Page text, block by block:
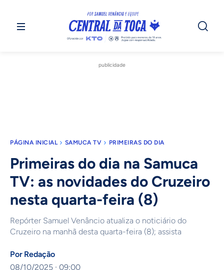
publicidade
PÁGINA INICIAL SAMUCA TV PRIMEIRAS DO DIA
Primeiras do dia na Samuca
TV: as novidades do Cruzeiro
nesta quarta-feira (8)
Repórter Samuel Venâncio atualiza o noticiário do
Cruzeiro na manhã desta quarta-feira (8); assista
Por Redação
08/10/2025 · 09:00